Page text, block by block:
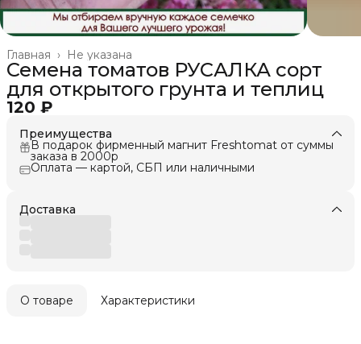
Не указана
Главная ›
Семена томатов РУСАЛКА сорт
для открытого грунта и теплиц
120 ₽
Преимущества
В подарок фирменный магнит Freshtomat от суммы
заказа в 2000р
Оплата — картой, СБП или наличными
Доставка
О товаре Характеристики